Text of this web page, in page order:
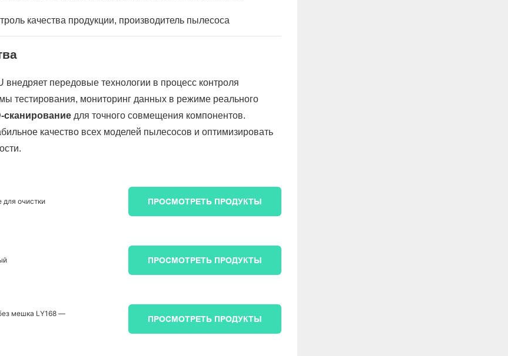
качества продукции, производитель пылесоса
передовые технологии в процесс контроля
тестирования, мониторинг данных в режиме реального
сканированиедля точного совмещения компонентов.
качество всех моделей пылесосов и оптимизировать
очистки ПРОСМОТРЕТЬ ПРОДУКТЫ
ПРОСМОТРЕТЬ ПРОДУКТЫ
мешка LY168 —
ПРОСМОТРЕТЬ ПРОДУКТЫ